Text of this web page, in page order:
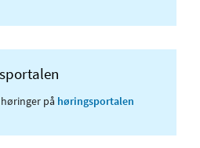
på høringsportalen